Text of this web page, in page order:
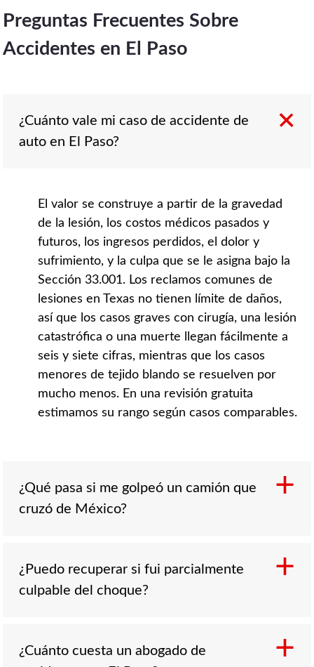
Preguntas Frecuentes Sobre
Accidentes en El Paso
¿Cuánto vale mi caso de accidente de
auto en El Paso?
El valor se construye a partir de la gravedad
de la lesión, los costos médicos pasados y
futuros, los ingresos perdidos, el dolor y
sufrimiento, y la culpa que se le asigna bajo la
Sección 33.001. Los reclamos comunes de
lesiones en Texas no tienen límite de daños,
así que los casos graves con cirugía, una lesión
catastrófica o una muerte llegan fácilmente a
seis y siete cifras, mientras que los casos
menores de tejido blando se resuelven por
mucho menos. En una revisión gratuita
estimamos su rango según casos comparables.
¿Qué pasa si me golpeó un camión que
cruzó de México?
Sí puede demandar. Un transportista que
opera en Estados Unidos está sujeto a las
bajo la ley de Texas. Una carga transfronteriza
¿Puedo recuperar si fui parcialmente
culpable del choque?
Sí, siempre que su porcentaje de culpa sea del
¿Cuánto cuesta un abogado de